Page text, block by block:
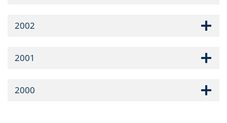
2002
2001
2000